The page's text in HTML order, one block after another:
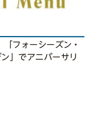
フォーシーズン・
」でアニバーサリ